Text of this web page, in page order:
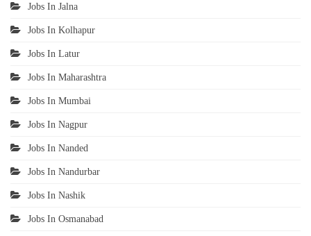
Jobs In Jalna
Jobs In Kolhapur
Jobs In Latur
Jobs In Maharashtra
Jobs In Mumbai
Jobs In Nagpur
Jobs In Nanded
Jobs In Nandurbar
Jobs In Nashik
Jobs In Osmanabad